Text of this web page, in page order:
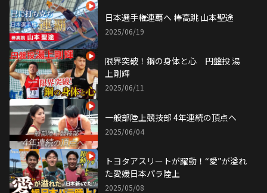
日本選手権連覇へ 棒高跳 山本聖途
2025/06/19
限界突破！鋼の身体と心 円盤投 湯
上剛輝
2025/06/11
一般部陸上競技部 4年連続の頂点へ
2025/06/04
トヨタアスリートが躍動！“愛”が溢れ
た愛媛日本パラ陸上
2025/05/08